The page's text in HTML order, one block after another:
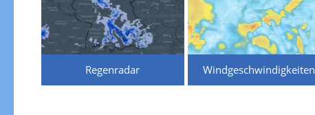
Regenradar Windgeschwindigkeiten